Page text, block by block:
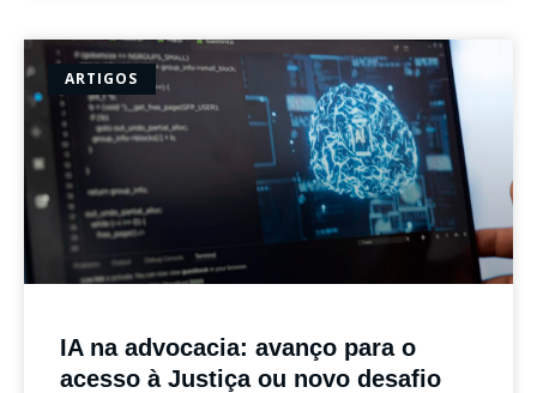
ARTIGOS
IA na advocacia: avanço para o
acesso à Justiça ou novo desafio